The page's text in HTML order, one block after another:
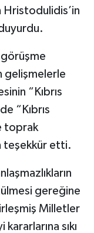
Hristodulidis’in
gelişmelerle
“Kıbrıs
“Kıbrıs
toprak
teşekkür etti.
gereğine
Milletler
sıkı